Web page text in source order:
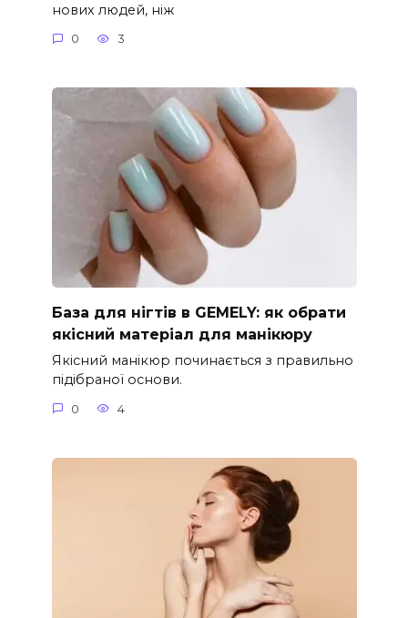
нових людей, ніж
0 3
База для нігтів в GEMELY: як обрати
якісний матеріал для манікюру
Якісний манікюр починається з правильно
підібраної основи.
0 4